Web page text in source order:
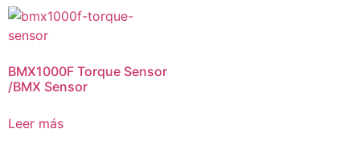
BMX1000F Torque Sensor
/BMX Sensor
Leer más